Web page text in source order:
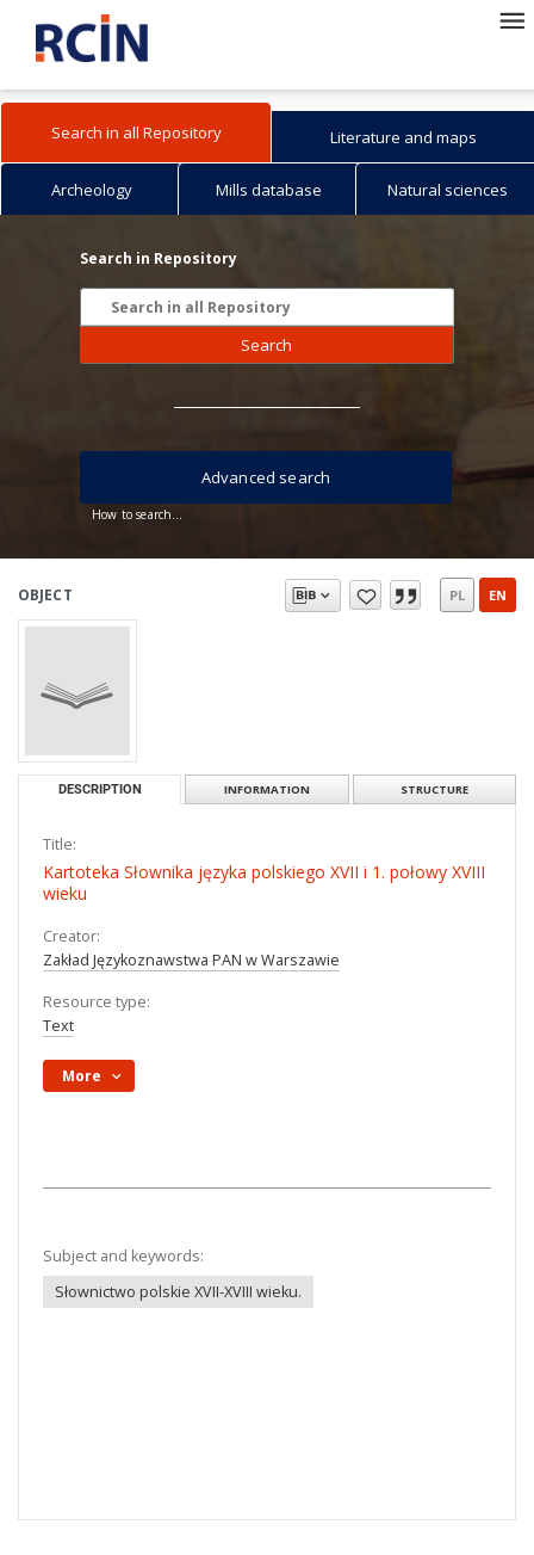
Search in all Repository Literature and maps
Archeology Mills database Natural sciences
Search in Repository
Search
How to search...
Advanced search
OBJECT PL EN
DESCRIPTION INFORMATION STRUCTURE
Title:
Kartoteka Słownika języka polskiego XVII i 1. połowy XVIII
wieku
Creator:
Zakład Językoznawstwa PAN w Warszawie
Resource type:
Text
More
Subject and keywords:
Słownictwo polskie XVII-XVIII wieku.